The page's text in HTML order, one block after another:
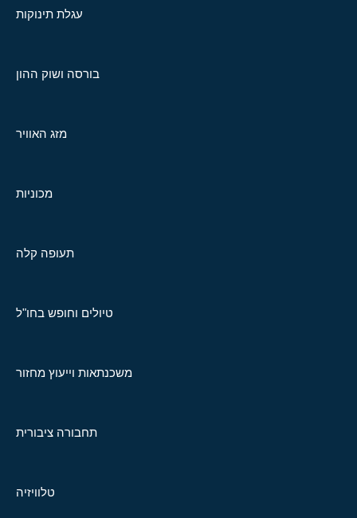
עגלת תינוקות
בורסה ושוק ההון
מזג האוויר
מכוניות
תעופה קלה
טיולים וחופש בחו"ל
משכנתאות וייעוץ מחזור
תחבורה ציבורית
טלוויזיה